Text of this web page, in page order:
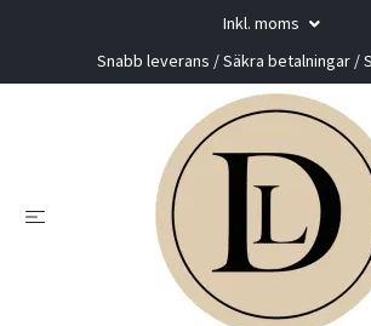
Inkl. moms
Snabb leverans / Säkra betalningar /